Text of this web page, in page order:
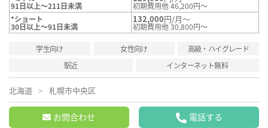
91日以上～211日未満
初期費用他 46,200円～
*ショート
30日以上～91日未満
132,000円/月～
初期費用他 30,800円～
学生向け 女性向け
高級・ハイグレード
駅近
インターネット無料
北海道 札幌市中央区
お問合わせ 電話する